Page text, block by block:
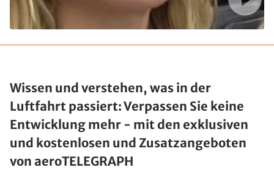
Wissen und verstehen, was in der
Luftfahrt passiert: Verpassen Sie keine
Entwicklung mehr - mit den exklusiven
und kostenlosen und Zusatzangeboten
von aeroTELEGRAPH